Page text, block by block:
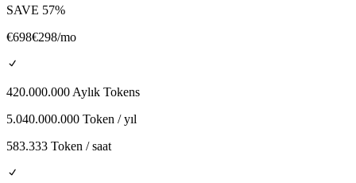
SAVE 57%
€698€298/mo
420.000.000 Aylık Tokens
5.040.000.000 Token / yıl
583.333 Token / saat